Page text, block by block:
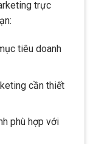
trực
tiêu doanh
cần thiết
phù hợp với